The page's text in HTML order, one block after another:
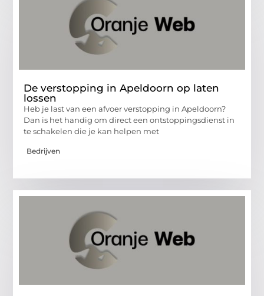
De verstopping in Apeldoorn op laten
lossen
Heb je last van een afvoer verstopping in Apeldoorn?
Dan is het handig om direct een ontstoppingsdienst in
te schakelen die je kan helpen met
Bedrijven